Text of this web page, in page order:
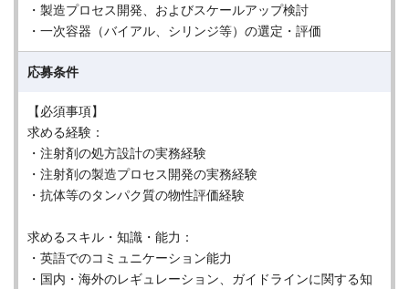
・製造プロセス開発、およびスケールアップ検討
・一次容器（バイアル、シリンジ等）の選定・評価
応募条件
【必須事項】
求める経験：
・注射剤の処方設計の実務経験
・注射剤の製造プロセス開発の実務経験
・抗体等のタンパク質の物性評価経験
求めるスキル・知識・能力：
・英語でのコミュニケーション能力
・国内・海外のレギュレーション、ガイドラインに関する知